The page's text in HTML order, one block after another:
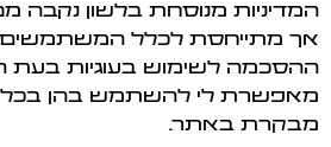
המדיניות מנוסחת בלשון נקבה
אך מתייחסת לכלל המשתמשים.
ההסכמה לשימוש בעוגיות בעת
מאפשרת לי להשתמש בהן
מבקרת באתר.